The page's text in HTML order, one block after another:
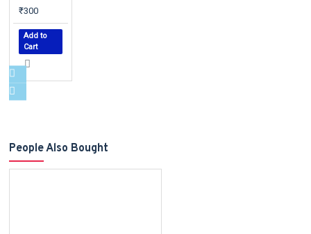
₹300
Add to
Cart
People Also Bought